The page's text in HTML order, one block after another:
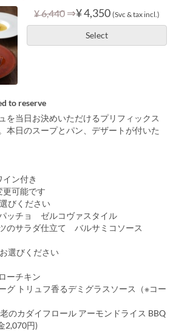
¥ 6,440 ⇒¥ 4,350 (Svc & tax incl.)
Select
to reserve
を当日お決めいただけるプリフィックス
本日のスープとパン、デザートが付いた
ン付き
更可能です
びください
ッチョ ゼルコヴァスタイル
のサラダ仕立て バルサミコソース
選びください
ーチキン
グ トリュフ香るデミグラスソース（※コー
のカダイフロール アーモンドライス BBQ
2,070円)